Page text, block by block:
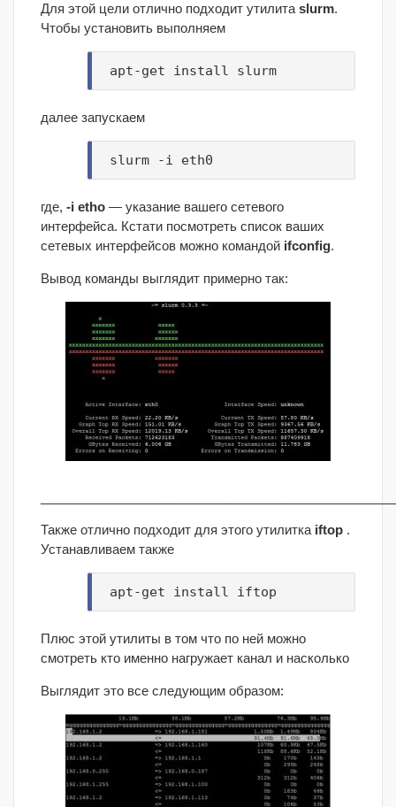
Для этой цели отлично подходит утилита slurm.
Чтобы установить выполняем
apt-get install slurm
далее запускаем
slurm -i eth0
где, -i etho — указание вашего сетевого
интерфейса. Кстати посмотреть список ваших
сетевых интерфейсов можно командой ifconfig.
Вывод команды выглядит примерно так:
Также отлично подходит для этого утилитка iftop .
Устанавливаем также
apt-get install iftop
Плюс этой утилиты в том что по ней можно
смотреть кто именно нагружает канал и насколько
Выглядит это все следующим образом: